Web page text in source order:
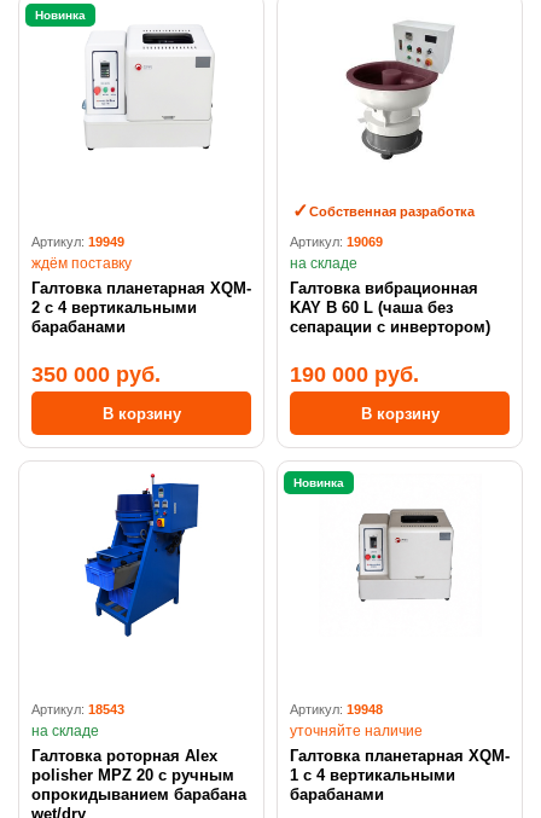
Новинка
Артикул: 19949
ждём поставку
Галтовка планетарная XQM-
2 с 4 вертикальными
барабанами
350 000 руб.
В корзину
Собственная разработка
Артикул: 19069
на складе
Галтовка вибрационная
KAY B 60 L (чаша без
сепарации с инвертором)
190 000 руб.
В корзину
Артикул: 18543
на складе
Галтовка роторная Alex
polisher MPZ 20 с ручным
опрокидыванием барабана
wet/dry
Новинка
Артикул: 19948
уточняйте наличие
Галтовка планетарная XQM-
1 с 4 вертикальными
барабанами